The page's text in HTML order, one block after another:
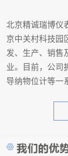
北京精诚瑞博仪
京中关村科技园
发、生产、销售
业。目前，公司
导纳物位计等一